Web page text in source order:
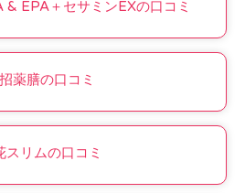
EPA＋セサミンEXの口コミ
薬膳の口コミ
スリムの口コミ